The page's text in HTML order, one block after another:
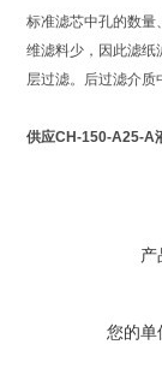
标准滤芯中孔的数量
维滤料少，因此滤纸
层过滤。后过滤介
供应CH-150-A25-A
产
您的单